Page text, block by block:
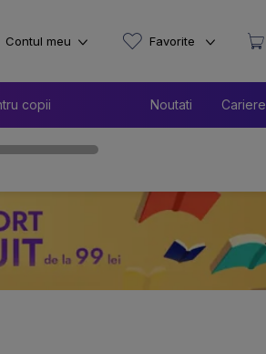
copii Noutati Cariere
Contul meu Favorite